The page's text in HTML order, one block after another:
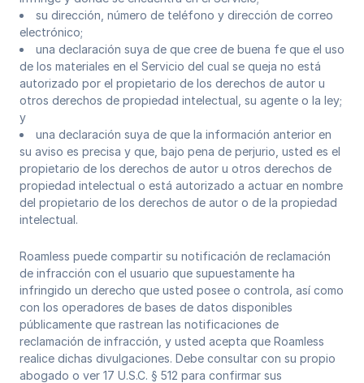
su dirección, número de teléfono y dirección de correo
electrónico;
una declaración suya de que cree de buena fe que el uso
de los materiales en el Servicio del cual se queja no está
autorizado por el propietario de los derechos de autor u
otros derechos de propiedad intelectual, su agente o la ley;
y
una declaración suya de que la información anterior en
su aviso es precisa y que, bajo pena de perjurio, usted es el
propietario de los derechos de autor u otros derechos de
propiedad intelectual o está autorizado a actuar en nombre
del propietario de los derechos de autor o de la propiedad
intelectual.
Roamless puede compartir su notificación de reclamación
de infracción con el usuario que supuestamente ha
infringido un derecho que usted posee o controla, así como
con los operadores de bases de datos disponibles
públicamente que rastrean las notificaciones de
reclamación de infracción, y usted acepta que Roamless
realice dichas divulgaciones. Debe consultar con su propio
abogado o ver 17 U.S.C. § 512 para confirmar sus